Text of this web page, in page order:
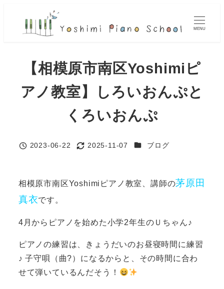
MENU
【相模原市南区Yoshimiピ
アノ教室】しろいおんぷと
くろいおんぷ
投稿日
2023-06-22
更新日
2025-11-07 カテゴリー
ブログ
相模原市南区Yoshimiピアノ教室、講師の茅原田
真衣です。
4月からピアノを始めた小学2年生のＵちゃん♪
ピアノの練習は、きょうだいのお昼寝時間に練習
♪ 子守唄（曲?）になるからと、その時間に合わ
せて弾いているんだそう！